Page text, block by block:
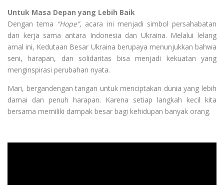
Untuk Masa Depan yang Lebih Baik
Dengan tema “Hope”, acara ini menjadi simbol persahabatan
dan kerja sama antara Indonesia dan Ukraina. Melalui lelang
amal ini, Kedutaan Besar Ukraina berupaya menunjukkan bahwa
seni, harapan, dan solidaritas bisa menjadi kekuatan yang
menginspirasi perubahan nyata.
Mari, bergandengan tangan untuk menciptakan dunia yang lebih
damai dan penuh harapan. Karena setiap langkah kecil kita
bersama memiliki dampak besar bagi kehidupan banyak orang.